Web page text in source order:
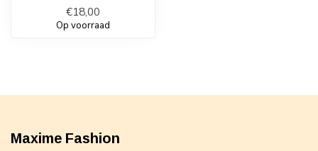
€18,00
Op voorraad
Maxime Fashion